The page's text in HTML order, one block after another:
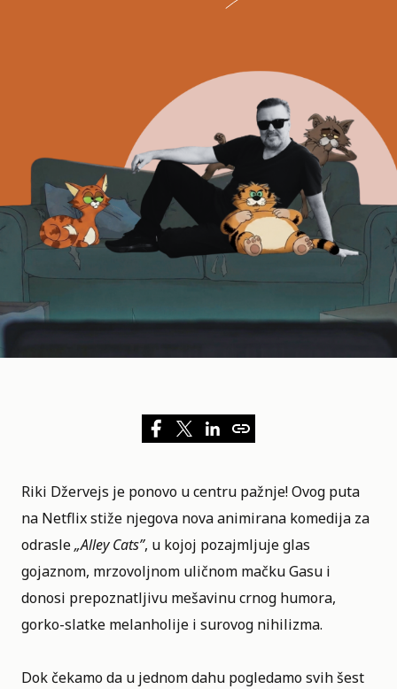
Riki Džervejs je ponovo u centru pažnje! Ovog puta
na Netflixstiže njegova nova animirana komedija za
odrasle„Alley Cats”, u kojoj pozajmljuje glas
gojaznom, mrzovoljnom uličnom mačku Gasu i
donosi prepoznatljivu mešavinu crnog humora,
gorko-slatke melanholije i surovog nihilizma.
Dok čekamo da u jednom dahu pogledamo svih šest